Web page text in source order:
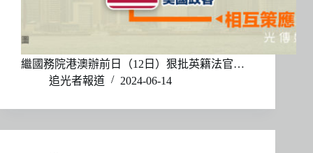
繼國務院港澳辦前日（12日）狠批英籍法官…
追光者報道
2024-06-14